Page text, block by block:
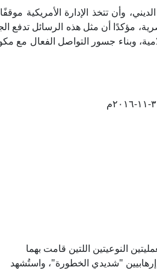
وأن تتخذ الإدارة الأمريكية
مؤكدًا أن مثل هذه الرسائل تدفع
وبناء جسور التواصل الفعال مع
النوعيتين اللتين قامت بهما
"شديدي الخطورة"، واستُشهد